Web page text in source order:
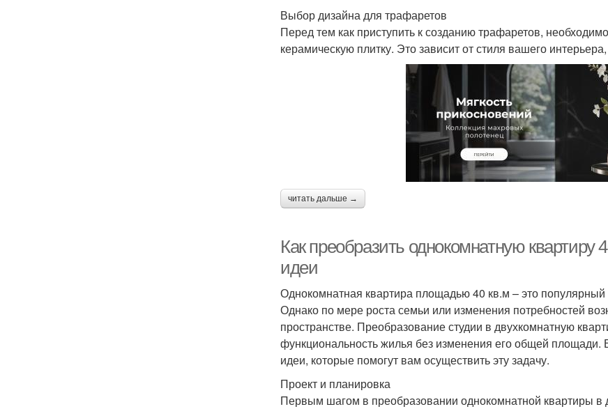
Выбор дизайна для трафаретов
Перед тем как приступить к созданию трафаретов,
керамическую плитку. Это зависит от стиля вашего
читать дальше →
Как преобразить однокомнатную квартиру
идеи
Однокомнатная квартира площадью 40 кв.м – это
Однако по мере роста семьи или изменения потребностей
пространстве. Преобразование студии в двухкомнатную
функциональность жилья без изменения его общей
идеи, которые помогут вам осуществить эту задачу.
Проект и планировка
Первым шагом в преобразовании однокомнатной квартиры в